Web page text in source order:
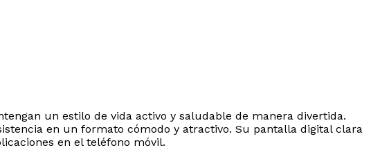
un estilo de vida activo y saludable de manera divertida.
en un formato cómodo y atractivo. Su pantalla digital clara
en el teléfono móvil.